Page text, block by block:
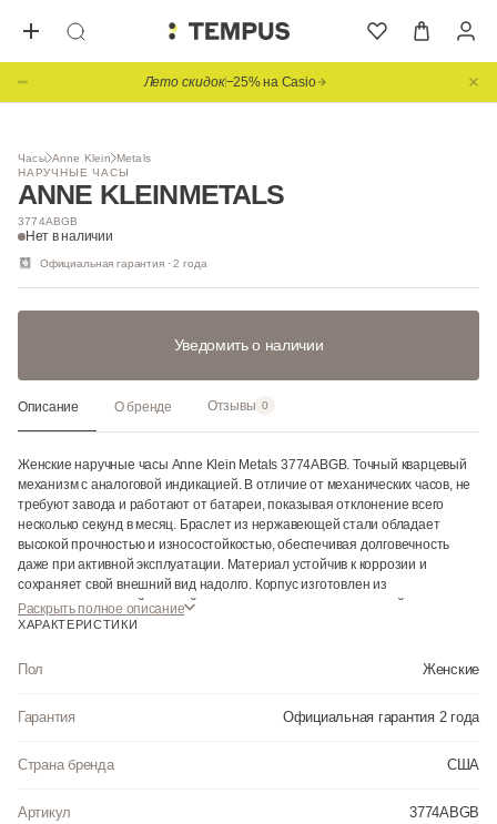
Лето скидок−25% на Casio
Часы Anne Klein Metals
НАРУЧНЫЕ ЧАСЫ
ANNE KLEINMETALS
3774ABGB
Нет в наличии
Официальная гарантия · 2 года
НОВИНКА
1/ 3
Уведомить о наличии
Описание О бренде Отзывы 0
Женские наручные часы Anne Klein Metals 3774ABGB. Точный кварцевый
механизм с аналоговой индикацией. В отличие от механических часов, не
требуют завода и работают от батареи, показывая отклонение всего
несколько секунд в месяц. Браслет из нержавеющей стали обладает
высокой прочностью и износостойкостью, обеспечивая долговечность
даже при активной эксплуатации. Материал устойчив к коррозии и
сохраняет свой внешний вид надолго. Корпус изготовлен из
высококачественной часовой латуни с высокими антикоррозийными
свойствами. Прочное, устойчивое к царапинам минеральное стекло
до 3 Бар. Цвет корпуса: Желтое золото. Цвет циферблата: Разноцветный.
Раскрыть полное описание
ХАРАКТЕРИСТИКИ
Пол Женские
Гарантия Официальная гарантия 2 года
Страна бренда США
Артикул 3774ABGB